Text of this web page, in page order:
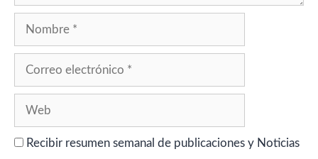
Recibir resumen semanal de publicaciones y Noticias